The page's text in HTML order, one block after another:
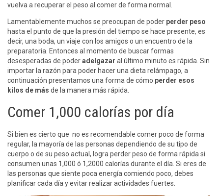
vuelva a recuperar el peso al comer de forma normal.
Lamentablemente muchos se preocupan de poder perder peso
hasta el punto de que la presión del tiempo se hace presente, es
decir, una boda, un viaje con los amigos o un encuentro de la
preparatoria. Entonces al momento de buscar formas
desesperadas de poderadelgazar al último minuto es rápida. Sin
importar la razón para poder hacer una dieta relámpago, a
continuación presentamos una forma de cómo perder esos
kilos de más de la manera más rápida.
Comer 1,000 calorías por día
Si bien es cierto que no es recomendable comer poco de forma
regular, la mayoría de las personas dependiendo de su tipo de
cuerpo o de su peso actual, logra perder peso de forma rápida si
consumen unas 1,000 ó 1,2000 calorías durante el día. Si eres de
las personas que siente poca energía comiendo poco, debes
planificar cada día y evitar realizar actividades fuertes.